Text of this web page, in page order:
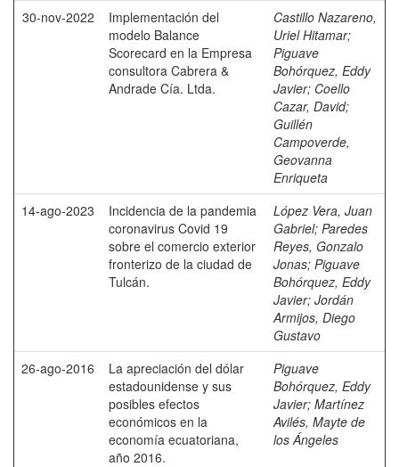
30-nov-2022
Implementación del
modelo Balance
Scorecard en la Empresa
consultora Cabrera &
Andrade Cía. Ltda.
Castillo Nazareno,
Uriel Hitamar;
Piguave
Bohórquez, Eddy
Javier; Coello
Cazar, David;
Guillén
Campoverde,
Geovanna
Enriqueta
14-ago-2023
Incidencia de la pandemia
coronavirus Covid 19
sobre el comercio exterior
fronterizo de la ciudad de
Tulcán.
López Vera, Juan
Gabriel; Paredes
Reyes, Gonzalo
Jonas; Piguave
Bohórquez, Eddy
Javier; Jordán
Armijos, Diego
Gustavo
26-ago-2016
La apreciación del dólar
estadounidense y sus
posibles efectos
económicos en la
economía ecuatoriana,
año 2016.
Piguave
Bohórquez, Eddy
Javier; Martínez
Avilés, Mayte de
los Ángeles